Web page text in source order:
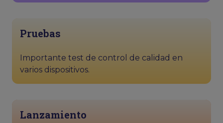
Pruebas
Importante test de control de calidad en
varios dispositivos.
Lanzamiento